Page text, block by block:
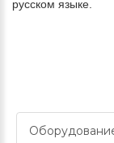
русском языке.